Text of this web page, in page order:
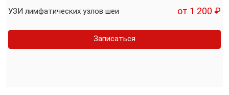
УЗИ лимфатических узлов шеи от 1 200 ₽
Записаться